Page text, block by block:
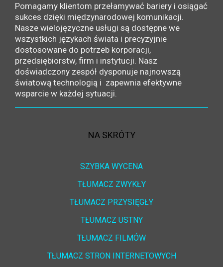
Pomagamy klientom przełamywać bariery i osiągać
sukces dzięki międzynarodowej komunikacji.
Nasze wielojęzyczne usługi są dostępne we
wszystkich językach świata i precyzyjnie
dostosowane do potrzeb korporacji,
przedsiębiorstw, firm i instytucji. Nasz
doświadczony zespół dysponuje najnowszą
światową technologią i zapewnia efektywne
wsparcie w każdej sytuacji.
NA SKRÓTY
SZYBKA WYCENA
TŁUMACZ ZWYKŁY
TŁUMACZ PRZYSIĘGŁY
TŁUMACZ USTNY
TŁUMACZ FILMÓW
TŁUMACZ STRON INTERNETOWYCH